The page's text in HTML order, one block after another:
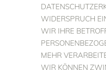
WIDERSPRUCH
WIR IHRE
MEHR
WIR KÖNNEN